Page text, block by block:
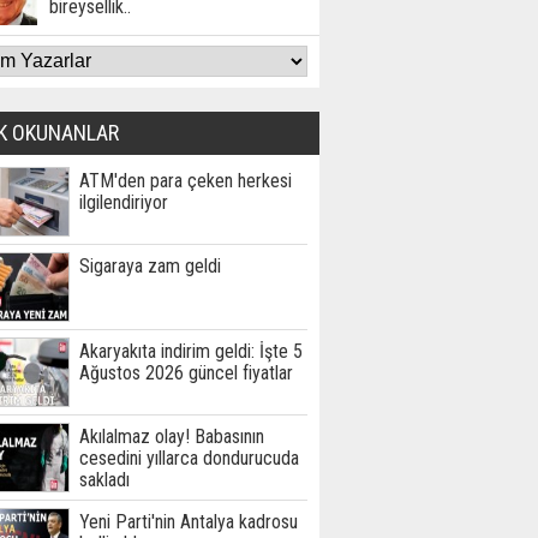
bireysellik..
OKUNANLAR
ATM'den para çeken herkesi
ilgilendiriyor
Sigaraya zam geldi
Akaryakıta indirim geldi: İşte 5
Ağustos 2026 güncel fiyatlar
Akılalmaz olay! Babasının
cesedini yıllarca dondurucuda
sakladı
Yeni Parti'nin Antalya kadrosu